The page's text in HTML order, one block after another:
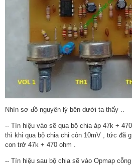
Nhìn sơ đồ nguyên lý bên dưới ta thấy ..
-- Tín hiệu vào sẽ qua bộ chia áp 47k +
thì khi qua bộ chia chỉ còn 10mV , tức đã
con trở 47k + 470 ohm .
-- Tín hiệu sau bộ chia sẽ vào Opmap